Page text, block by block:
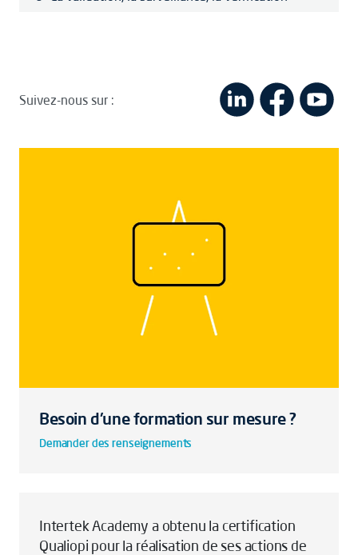
Suivez-nous sur :
Besoin d'une formation sur mesure ?
Demander des renseignements
Intertek Academy a obtenu la certification
Qualiopi pour la réalisation de ses actions de